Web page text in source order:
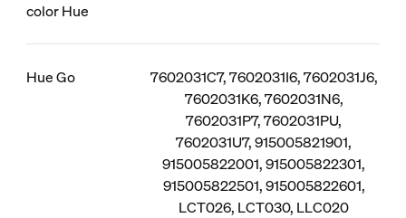
color Hue
Hue Go
7602031C7, 7602031I6, 7602031J6,
7602031K6, 7602031N6,
7602031P7, 7602031PU,
7602031U7, 915005821901,
915005822001, 915005822301,
915005822501, 915005822601,
LCT026, LCT030, LLC020